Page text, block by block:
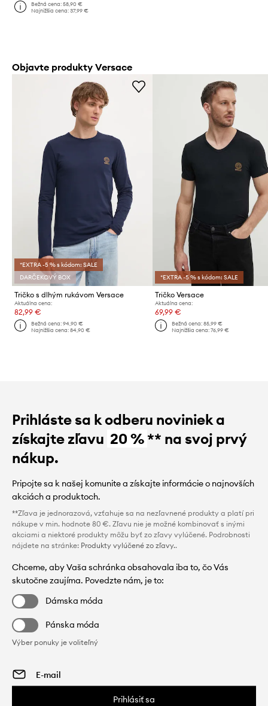
Bežná cena:58,90 €
Najnižšia cena:37,99 €
Objavte produkty Versace
*EXTRA -5 % s kódom: SALE
DARČEKOVÝ BOX
Tričko s dlhým rukávom Versace
Aktuálna cena:
82,99 €
Bežná cena:94,90 €
Najnižšia cena:84,90 €
*EXTRA -5 % s kódom: SALE
Tričko Versace
Aktuálna cena:
69,99 €
Bežná cena: 85,99 €
Najnižšia cena: 76,99 €
Prihláste sa k odberu noviniek a
získajte zľavu 20 %** na svoj prvý
nákup.
Pripojte sa k našej komunite a získajte informácie o najnovších
akciách a produktoch.
**Zľava je jednorazová, vzťahuje sa na nezľavnené produkty a platí pri
nákupe v min. hodnote 80 €. Zľavu nie je možné kombinovať s inými
akciami a niektoré produkty môžu byť zo zľavy vylúčené. Podrobnosti
nájdete na stránke: Produkty vylúčené zo zľavy..
Chceme, aby Vaša schránka obsahovala iba to, čo Vás
skutočne zaujíma. Povedzte nám, je to:
Dámska móda
Pánska móda
Výber ponuky je voliteľný
Prihlásiť sa